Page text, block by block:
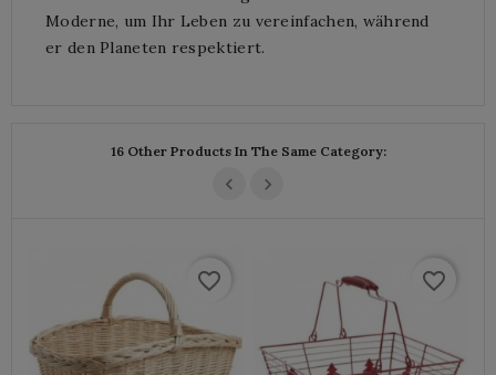
Moderne, um Ihr Leben zu vereinfachen, während
er den Planeten respektiert.
16 Other Products In The Same Category:
favorite_border favorite_border